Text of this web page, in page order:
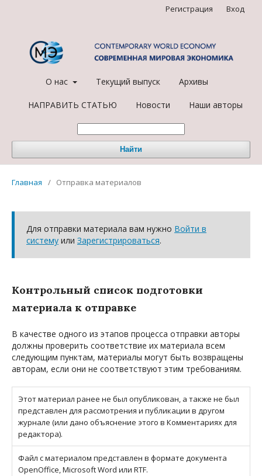
О нас Текущий выпуск Архивы
НАПРАВИТЬ СТАТЬЮ Новости Наши авторы
Найти
Регистрация Вход
Главная / Отправка материалов
Для отправки материала вам нужно Войти в
систему или Зарегистрироваться.
Контрольный список подготовки
материала к отправке
В качестве одного из этапов процесса отправки авторы
должны проверить соответствие их материала всем
следующим пунктам, материалы могут быть возвращены
авторам, если они не соответствуют этим требованиям.
Этот материал ранее не был опубликован, а также не был
представлен для рассмотрения и публикации в другом
журнале (или дано объяснение этого в Комментариях для
редактора).
Файл с материалом представлен в формате документа
OpenOffice, Microsoft Word или RTF.